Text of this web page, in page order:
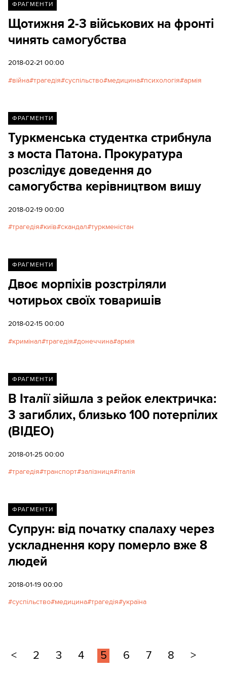
ФРАГМЕНТИ
Щотижня 2-3 військових на фронті
чинять самогубства
2018-02-21 00:00
війна трагедія суспільство медицина психологія армія
ФРАГМЕНТИ
Туркменська студентка стрибнула
з моста Патона. Прокуратура
розслідує доведення до
самогубства керівництвом вишу
2018-02-19 00:00
трагедія київ скандал туркменістан
ФРАГМЕНТИ
Двоє морпіхів розстріляли
чотирьох своїх товаришів
2018-02-15 00:00
кримінал трагедія донеччина армія
ФРАГМЕНТИ
В Італії зійшла з рейок електричка:
3 загиблих, близько 100 потерпілих
(ВІДЕО)
2018-01-25 00:00
трагедія транспорт залізниця італія
ФРАГМЕНТИ
Супрун: від початку спалаху через
ускладнення кору померло вже 8
людей
2018-01-19 00:00
суспільство медицина трагедія україна
< 2 3 4 5 6 7 8 >